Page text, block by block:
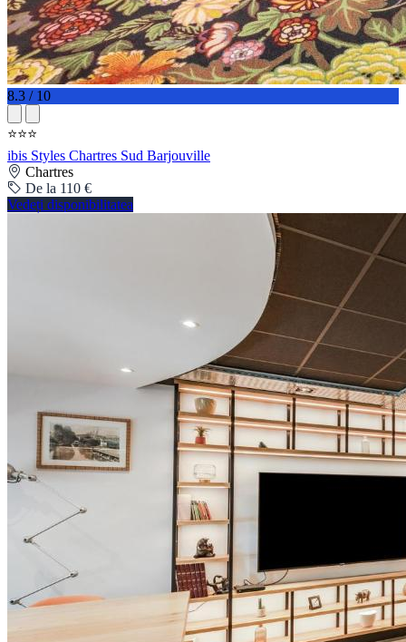
8.3 / 10
⭐⭐⭐
ibis Styles Chartres Sud Barjouville
Chartres
De la 110 €
Vedeți disponibilitatea